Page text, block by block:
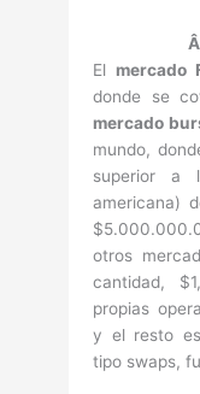
El mercado
donde se
mercado
mundo,
superior a
americana)
otros
cantidad,
propias
y el resto
tipo swaps,